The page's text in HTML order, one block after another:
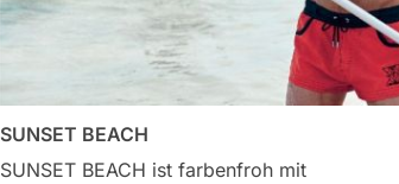
SUNSET BEACH
SUNSET BEACH ist farbenfroh mit